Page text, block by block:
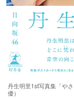
丹生明里1st写真集「や
優）